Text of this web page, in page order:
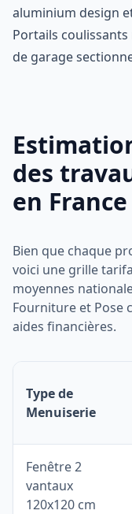
aluminium design
Portails
de garage
des
en France
Bien que chaque
voici une grille
moyennes
Fourniture et Pose
aides financières.
Type de
Menuiserie
Fenêtre 2
vantaux
120x120 cm